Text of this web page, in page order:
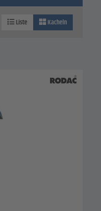
Liste Kacheln